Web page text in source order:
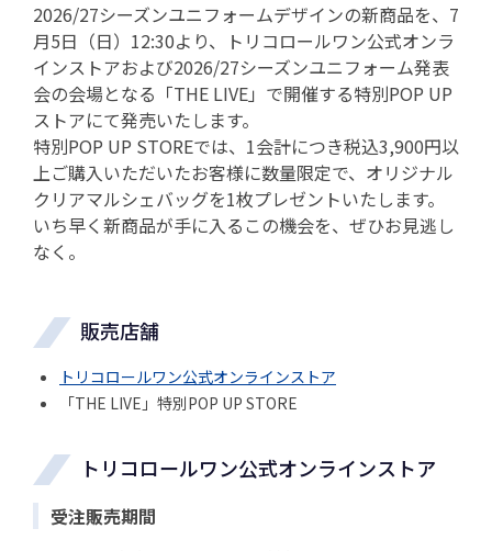
2026/27シーズンユニフォームデザインの新商品を、7
月5日（日）12:30より、トリコロールワン公式オンラ
インストアおよび2026/27シーズンユニフォーム発表
会の会場となる「THE LIVE」で開催する特別POP UP
ストアにて発売いたします。
特別POP UP STOREでは、1会計につき税込3,900円以
上ご購入いただいたお客様に数量限定で、オリジナル
クリアマルシェバッグを1枚プレゼントいたします。
いち早く新商品が手に入るこの機会を、ぜひお見逃し
なく。
販売店舗
トリコロールワン公式オンラインストア
「THE LIVE」特別POP UP STORE
トリコロールワン公式オンラインストア
受注販売期間